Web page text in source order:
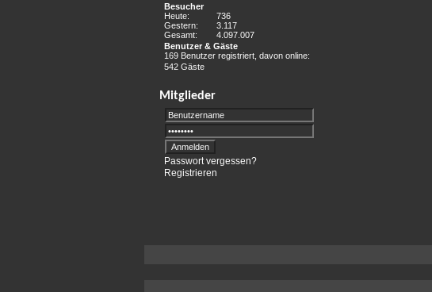
Besucher
Heute:
736
Gestern:
3.117
Gesamt:
4.097.007
Benutzer & Gäste
169 Benutzer registriert, davon online:
542 Gäste
Mitglieder
Passwort vergessen?
Registrieren